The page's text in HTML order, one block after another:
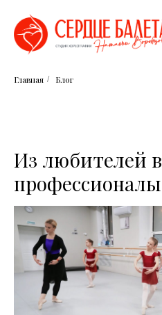
Главная / Блог
Из любителей в
профессионалы